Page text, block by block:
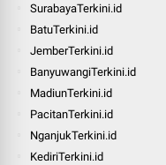
SurabayaTerkini.id
BatuTerkini.id
JemberTerkini.id
BanyuwangiTerkini.id
MadiunTerkini.id
PacitanTerkini.id
NganjukTerkini.id
KediriTerkini.id